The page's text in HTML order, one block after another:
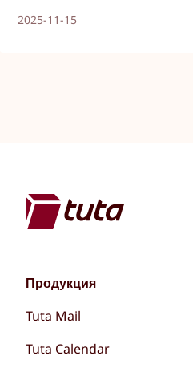
2025-11-15
Продукция
Tuta Mail
Tuta Calendar